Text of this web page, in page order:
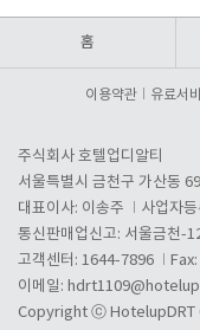
홈
이용약관 유료서
주식회사 호텔업디알티
서울특별시 금천구 가산동
대표이사: 이송주
사업자
통신판매업신고: 서울금천-
고객센터: 1644-7896
이메일:
Copyright ⓒ HotelupDRT